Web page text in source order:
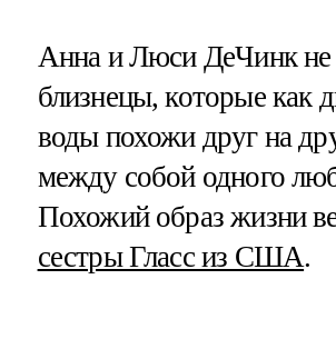
Анна и Люси ДеЧинк не
близнецы, которые как
воды похожи друг на
между собой одного
Похожий образ жизни
сестры Гласс из США.